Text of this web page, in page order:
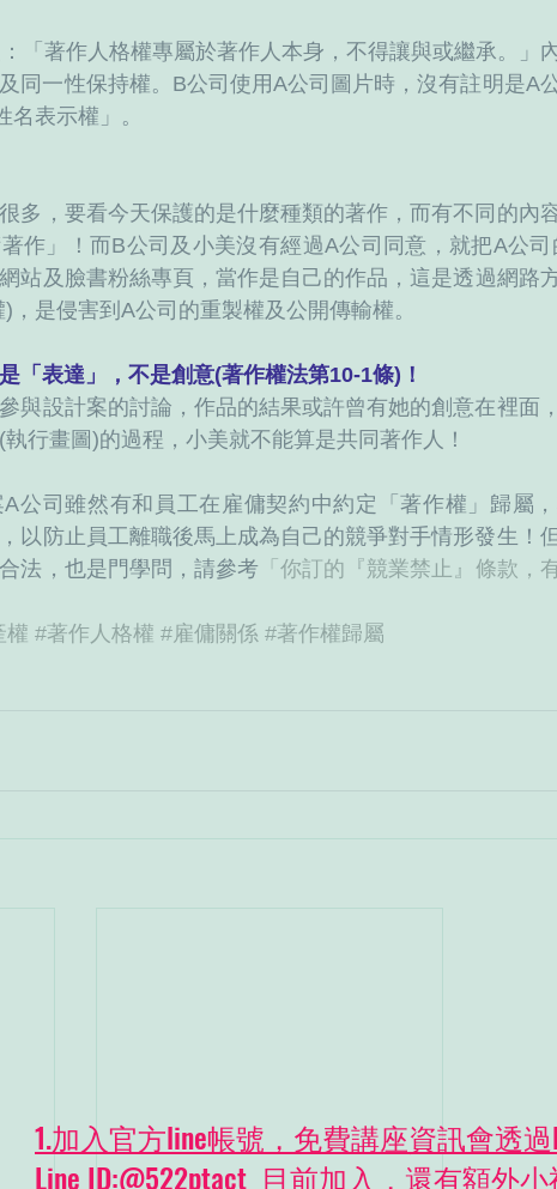
「著作人格權專屬於著作人本身，不得讓與或繼承。」
同一性保持權。B公司使用A公司圖片時，沒有註明是A
表示權」。
多，要看今天保護的是什麼種類的著作，而有不同的內
作」！而B公司及小美沒有經過A公司同意，就把A公
站及臉書粉絲專頁，當作是自己的作品，這是透過網路
，是侵害到A公司的重製權及公開傳輸權。
「表達」，不是創意(著作權法第10-1條)！
與設計案的討論，作品的結果或許曾有她的創意在裡面
行畫圖)的過程，小美就不能算是共同著作人！
公司雖然有和員工在雇傭契約中約定「著作權」歸屬
以防止員工離職後馬上成為自己的競爭對手情形發生！
法，也是門學問，請參考 「你訂的『競業禁止』條款，
權 #著作人格權 #雇傭關係 #著作權歸屬
1.加入官方line帳號，免費講座資訊會透過
Line ID:@522ptact 目前加入，還有額外